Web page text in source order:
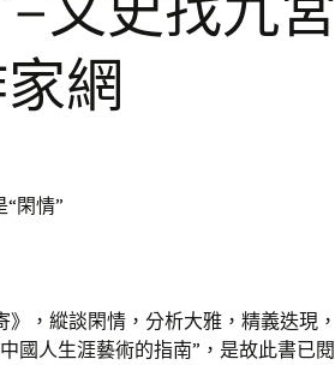
網
閑情”
，縱談閑情，分析大雅，精義迭現，
國人生涯藝術的指南”，是故此書已閱